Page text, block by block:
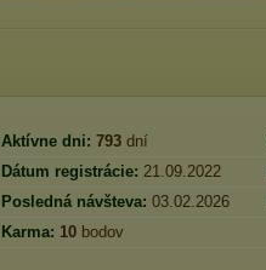
Aktívne dni: 793 dní
Dátum registrácie: 21.09.2022
Posledná návšteva: 03.02.2026
Karma: 10 bodov